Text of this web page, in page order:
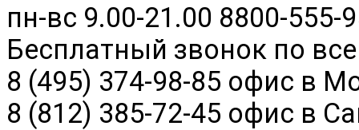
пн-вс 9.00-21.00 8800-555-
Бесплатный звонок по
8 (495) 374-98-85 офис в
8 (812) 385-72-45 офис в